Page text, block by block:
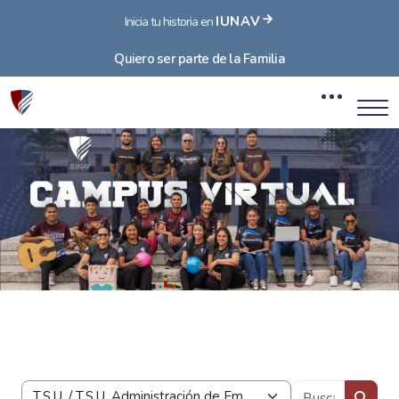
Inicia tu historia en IUNAV
Quiero ser parte de la Familia
Bloques
Bloques